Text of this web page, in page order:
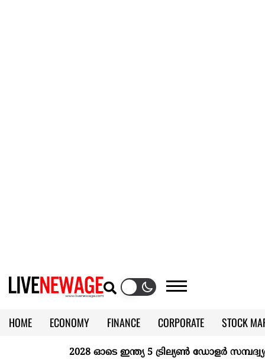
HOME ECONOMY FINANCE CORPORATE
STOCK
KERALA @70
2028 ഓടെ ഇന്ത്യ 5 ട്രില്യണ്‍ ഡോളര്‍